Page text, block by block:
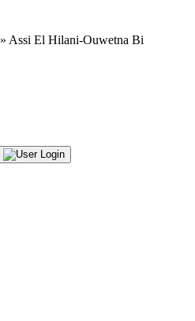
» Assi El Hilani-Ouwetna Bi